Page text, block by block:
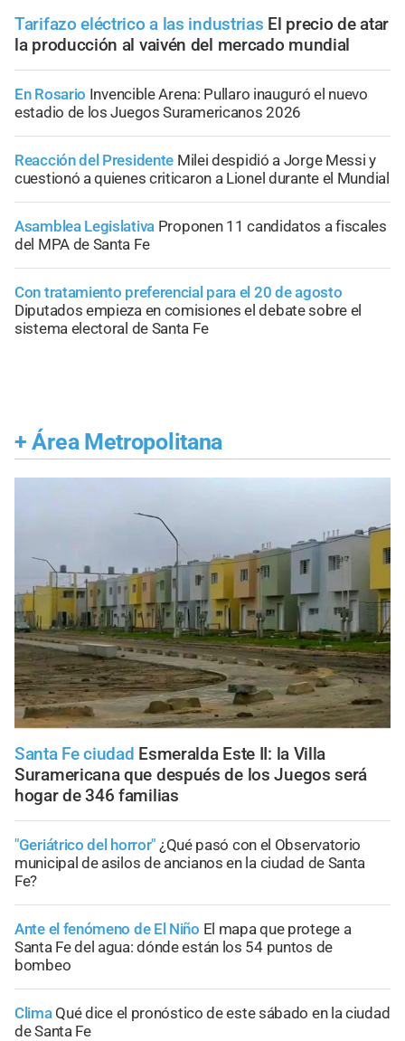
Tarifazo eléctrico a las industrias El precio de atar
la producción al vaivén del mercado mundial
En Rosario Invencible Arena: Pullaro inauguró el nuevo
estadio de los Juegos Suramericanos 2026
Reacción del Presidente Milei despidió a Jorge Messi y
cuestionó a quienes criticaron a Lionel durante el Mundial
Asamblea Legislativa Proponen 11 candidatos a fiscales
del MPA de Santa Fe
Con tratamiento preferencial para el 20 de agosto
Diputados empieza en comisiones el debate sobre el
sistema electoral de Santa Fe
+ Área Metropolitana
Santa Fe ciudad Esmeralda Este II: la Villa
Suramericana que después de los Juegos será
hogar de 346 familias
"Geriátrico del horror" ¿Qué pasó con el Observatorio
municipal de asilos de ancianos en la ciudad de Santa
Fe?
Ante el fenómeno de El Niño El mapa que protege a
Santa Fe del agua: dónde están los 54 puntos de
bombeo
Clima Qué dice el pronóstico de este sábado en la ciudad
de Santa Fe